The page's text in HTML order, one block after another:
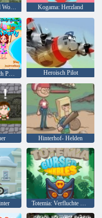
Jurassic Survival World der Dinosaurier Kogama: Herzland
Baby Hazel Beach Party Heroisch Pilot
Hinterhof- Helden